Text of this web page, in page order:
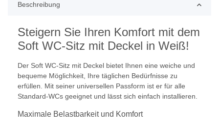
Beschreibung
Steigern Sie Ihren Komfort mit dem
Soft WC-Sitz mit Deckel in Weiß!
Der Soft WC-Sitz mit Deckel bietet Ihnen eine weiche und
bequeme Möglichkeit, Ihre täglichen Bedürfnisse zu
erfüllen. Mit seiner universellen Passform ist er für alle
Standard-WCs geeignet und lässt sich einfach installieren.
Maximale Belastbarkeit und Komfort